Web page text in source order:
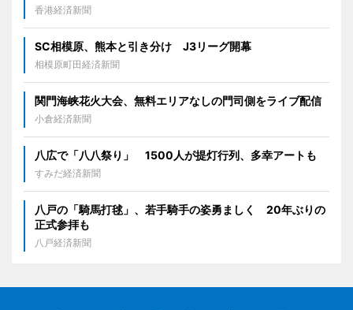
香港経済新聞
SC相模原、熊本と引き分け J3リーグ開幕
相模原町田経済新聞
関門海峡花火大会、無料エリアなしの門司側をライブ配信
小倉経済新聞
八広で「八八祭り」 1500人が提灯行列、多幸アートも
すみだ経済新聞
八戸の「騎馬打毬」、若手騎手の姿勇ましく 20年ぶりの
正式参拝も
八戸経済新聞